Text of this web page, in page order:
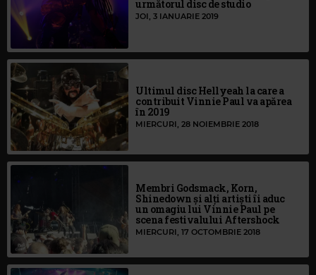
următorul disc de studio
JOI, 3 IANUARIE 2019
Ultimul disc Hellyeah la care a
contribuit Vinnie Paul va apărea
în 2019
MIERCURI, 28 NOIEMBRIE 2018
Membri Godsmack, Korn,
Shinedown și alți artiști îi aduc
un omagiu lui Vinnie Paul pe
scena festivalului Aftershock
MIERCURI, 17 OCTOMBRIE 2018